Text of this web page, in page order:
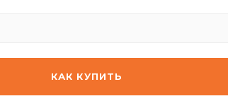
КАК КУПИТЬ